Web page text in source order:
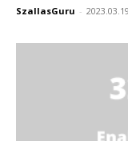
SzallasGuru - 2023.03.19.